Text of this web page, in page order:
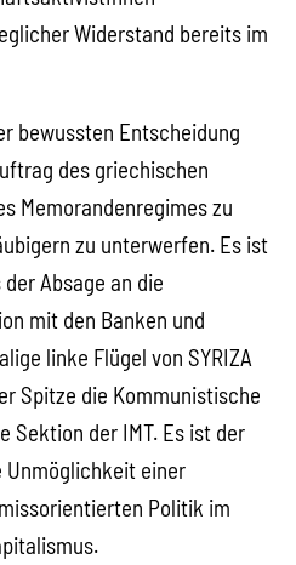
Widerstand bereits im
bewussten Entscheidung
des griechischen
Memorandenregimes zu
zu unterwerfen. Es ist
Absage an die
mit den Banken und
linke Flügel von SYRIZA
Spitze die Kommunistische
Sektion der IMT. Es ist der
Unmöglichkeit einer
Politik im